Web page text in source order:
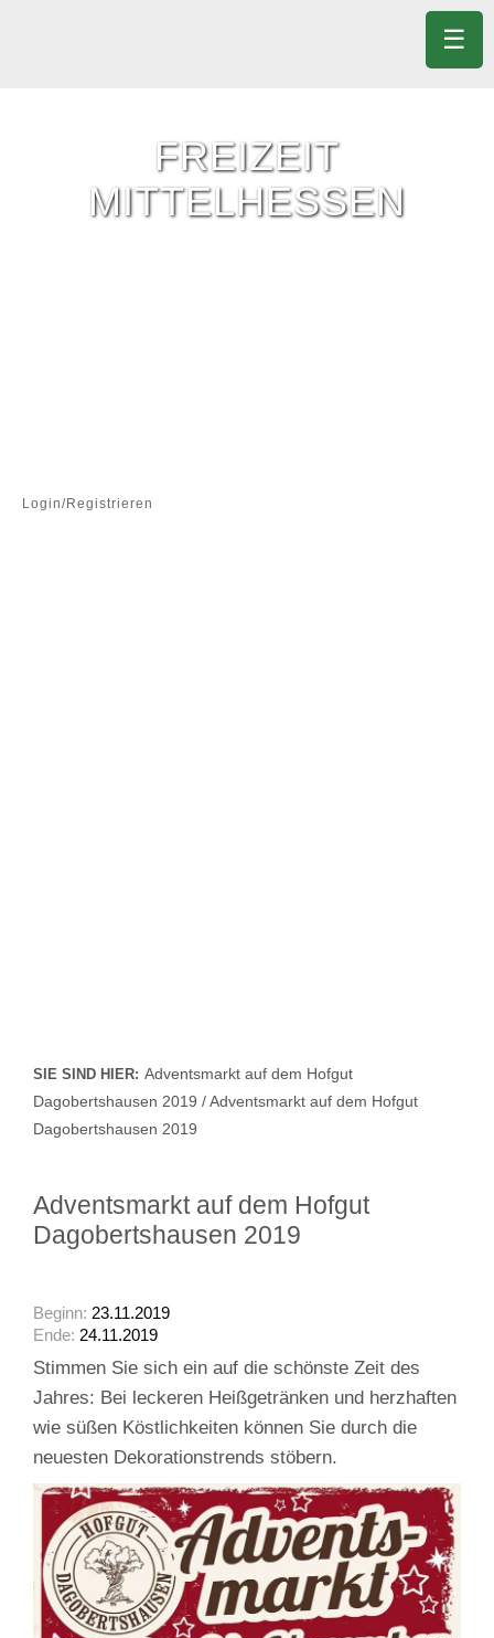
FREIZEIT
MITTELHESSEN
Login/Registrieren
SIE SIND HIER: Adventsmarkt auf dem Hofgut
Dagobertshausen 2019 / Adventsmarkt auf dem Hofgut
Dagobertshausen 2019
Adventsmarkt auf dem Hofgut
Dagobertshausen 2019
Beginn: 23.11.2019
Ende: 24.11.2019
Stimmen Sie sich ein auf die schönste Zeit des
Jahres: Bei leckeren Heißgetränken und herzhaften
wie süßen Köstlichkeiten können Sie durch die
neuesten Dekorationstrends stöbern.
☰